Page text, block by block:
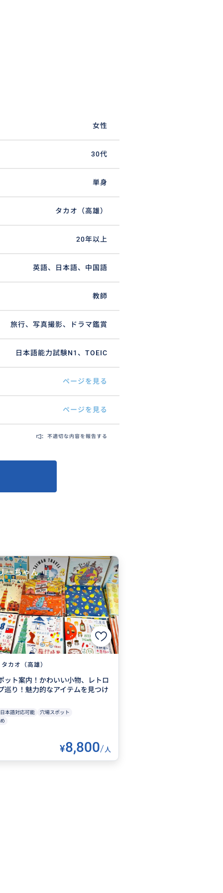
女性
30代
単身
タカオ（高雄）
20年以上
英語、日本語、中国語
教師
旅行、写真撮影、ドラマ鑑賞
日本語能力試験N1、TOEIC
ページを見る
ページを見る
不適切な内容を報告する
タカオ（高雄）
ット案内！かわいい小物、レトロ
巡り！魅力的なアイテムを見つけ
日本語対応可能
穴場スポット
¥8,800/人
ーちゃん